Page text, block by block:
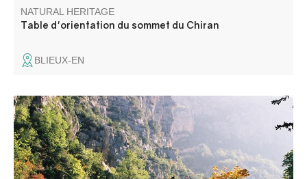
NATURAL HERITAGE
Table d'orientation du sommet du Chiran
BLIEUX-EN
Passerelle piétonne au dessus du Verdon qui permettait
de traverser d'une rive à l'autre, du Var aux Alpes de
Hautes Provence.